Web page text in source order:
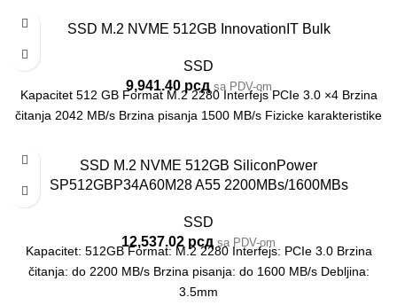
SSD M.2 NVME 512GB InnovationIT Bulk
SSD
9,941.40 рсд sa PDV-om
Kapacitet 512 GB Format M.2 2280 Interfejs PCIe 3.0 ×4 Brzina
čitanja 2042 MB/s Brzina pisanja 1500 MB/s Fizicke karakteristike
SSD M.2 NVME 512GB SiliconPower
SP512GBP34A60M28 A55 2200MBs/1600MBs
SSD
12,537.02 рсд sa PDV-om
Kapacitet: 512GB Format: M.2 2280 Interfejs: PCIe 3.0 Brzina
čitanja: do 2200 MB/s Brzina pisanja: do 1600 MB/s Debljina:
3.5mm